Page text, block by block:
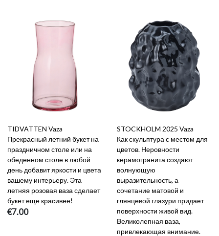
TIDVATTEN Vaza
Прекрасный летний букет на
праздничном столе или на
обеденном столе в любой
день добавит яркости и цвета
вашему интерьеру. Эта
летняя розовая ваза сделает
букет еще красивее!
€7.00
STOCKHOLM 2025 Vaza
Как скульптура с местом для
цветов. Неровности
керамогранита создают
волнующую
выразительность, а
сочетание матовой и
глянцевой глазури придает
поверхности живой вид.
Великолепная ваза,
привлекающая внимание.